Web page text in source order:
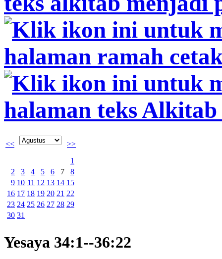
<<
>>
1
2
3 4 5 6 7
8
9 10 11 12 13 14 15
16 17 18 19 20 21 22
23 24 25 26 27 28 29
30 31
Yesaya 34:1--36:22